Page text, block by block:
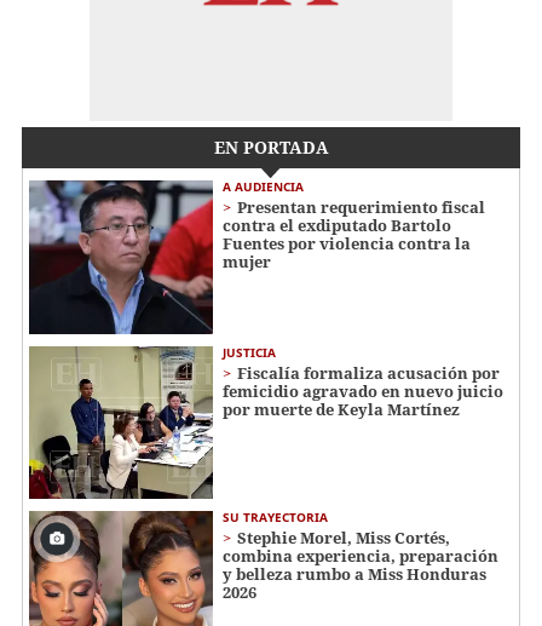
EN PORTADA
A AUDIENCIA
Presentan requerimiento fiscal
contra el exdiputado Bartolo
Fuentes por violencia contra la
mujer
JUSTICIA
Fiscalía formaliza acusación por
femicidio agravado en nuevo juicio
por muerte de Keyla Martínez
SU TRAYECTORIA
Stephie Morel, Miss Cortés,
combina experiencia, preparación
y belleza rumbo a Miss Honduras
2026